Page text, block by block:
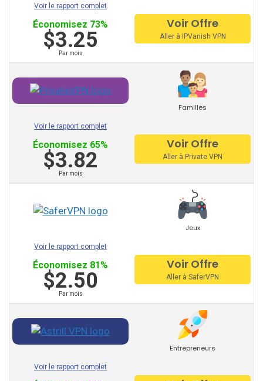
Hola VPN
Btguard
Unlocator
Avira Phantom VPN
VPN Master
Hide.Me
VPNsecure
Getflix
Ivacy VPN
Digibit VPN
X-VPN
Fly VPN
Freedome VPN
Voir le rapport complet
Économisez 73%
$3.25
Par mois
Voir Offre
Aller à IPVanish VPN
Familles
Voir le rapport complet
Économisez 65%
$3.82
Par mois
Voir Offre
Aller à Private VPN
Jeux
Voir le rapport complet
Économisez 81%
$2.50
Par mois
Voir Offre
Aller à SaferVPN
Entrepreneurs
Voir le rapport complet